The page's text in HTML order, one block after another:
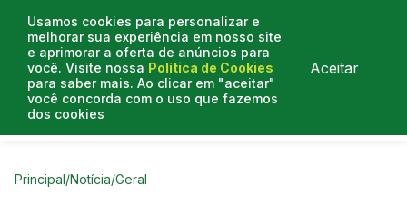
Usamos cookies para personalizar e
melhorar sua experiência em nosso site
e aprimorar a oferta de anúncios para
você. Visite nossa Política de Cookies
para saber mais. Ao clicar em "aceitar"
você concorda com o uso que fazemos
dos cookies
Aceitar
Curtas do Poder
Principal/Notícia/Geral